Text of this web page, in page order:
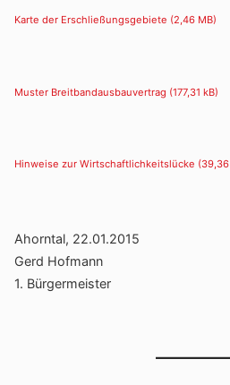
Karte der Erschlie­ßungs­ge­biete
Muster Breit­band­aus­bau­ver­trag
Hinweise zur Wirt­schaft­lich­keits­lücke
Ahorntal, 22.01.2015
Gerd Hofmann
1. Bürger­meister